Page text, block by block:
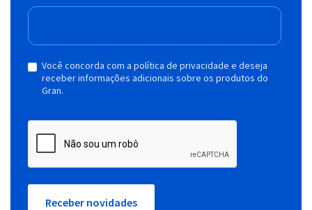
Você concorda com a política de privacidade e deseja
receber informações adicionais sobre os produtos do
Gran.
Receber novidades